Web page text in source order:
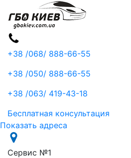
+38 /068/ 888-66-55
+38 /050/ 888-66-55
+38 /063/ 419-43-18
Бесплатная консультация
Показать адреса
Сервис №1